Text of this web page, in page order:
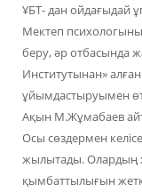
ҰБТ- дан ойдағыдай
Мектеп
беру, әр отбасында
Институтынан»
ұйымдастыруымен
Ақын М.Жұмабаев
Осы сөздермен
жылытады. Олардың
қымбаттылығын